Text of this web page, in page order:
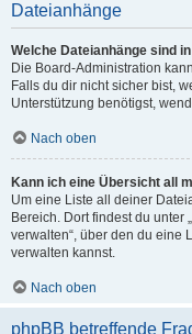
Dateianhänge
Welche Dateianhänge sind
Die Board-Administration
Falls du dir nicht sicher bist,
Unterstützung benötigst,
Nach oben
Kann ich eine Übersicht all
Um eine Liste all deiner
Bereich. Dort findest du unter
verwalten“, über den du eine
verwalten kannst.
Nach oben
phpBB betreffende